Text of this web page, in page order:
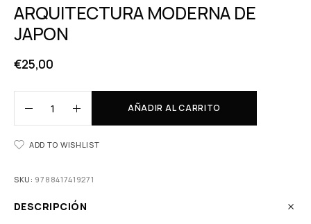
ARQUITECTURA MODERNA DE
JAPON
€25,00
AÑADIR AL CARRITO
ADD TO WISHLIST
SKU: 9788417419271
DESCRIPCIÓN